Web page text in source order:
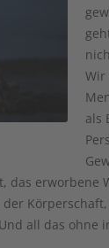
Wir
als
das erworbene
all das